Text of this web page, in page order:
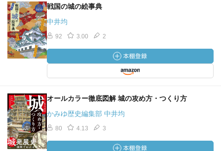
戦国の城の絵事典
中井均
92 3.00 2
オールカラー徹底図解 城の攻め方・つくり方
かみゆ歴史編集部 中井均
80 4.13 3